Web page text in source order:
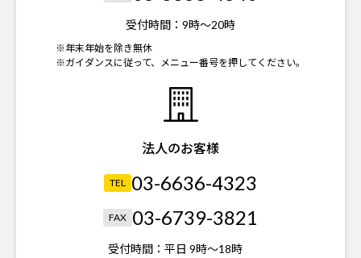
受付時間： 9時～20時
※年末年始を除き無休
※ガイダンスに従って、メニュー番号を押してください。
法人のお客様
TEL 03-6636-4323
FAX 03-6739-3821
受付時間： 平日 9時～18時